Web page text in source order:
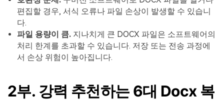
편집할 경우, 서식 오류나 파일 손상이 발생할 수 있습니
다.
파일 용량이 큼. 지나치게 큰 DOCX 파일은 소프트웨어의
처리 한계를 초과할 수 있습니다. 저장 또는 전송 과정에
서 손상 위험이 높아집니다.
2부. 강력 추천하는 6대 Docx 복